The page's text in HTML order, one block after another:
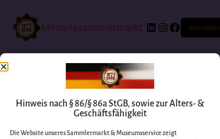
Militariasammlermarkt Anmelden
Hinweis nach § 86/§ 86a StGB, sowie zur Alters- &
Geschäftsfähigkeit
Die Website unseres Sammlermarkt & Museumsservice zeigt